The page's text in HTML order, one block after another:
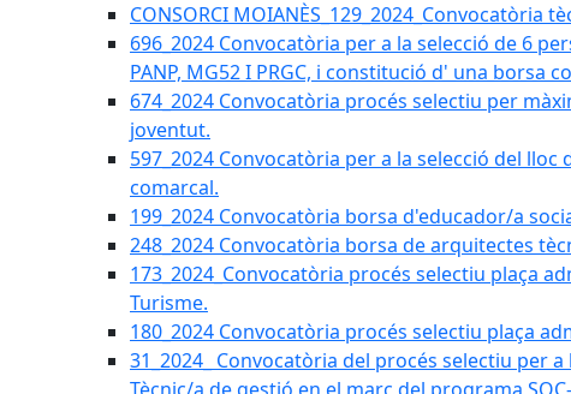
CONSORCI
696_2024 Convocatòria per a la selecció de 6
PANP, MG52 I PRGC, i constitució d' una borsa
674_2024 Convocatòria procés selectiu per
joventut.
597_2024 Convocatòria per a la selecció del
comarcal.
199_2024 Convocatòria borsa d'educador/a
248_2024 Convocatòria borsa de arquitectes
173_2024_Convocatòria procés selectiu plaça
Turisme.
180_2024 Convocatòria procés selectiu plaça
31_2024_ Convocatòria del procés selectiu